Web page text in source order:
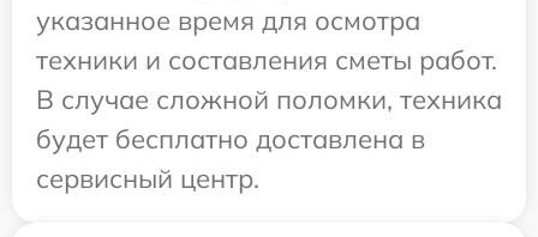
указанное время для осмотра
техники и составления сметы работ.
В случае сложной поломки, техника
будет бесплатно доставлена в
сервисный центр.